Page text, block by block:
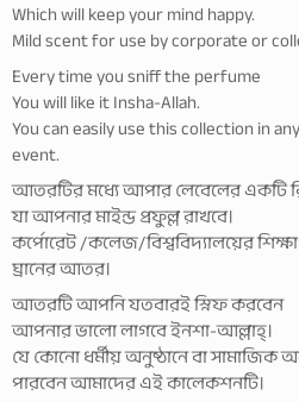
950.00৳
through
3,200.00৳
Which will keep your mind happy.
Mild scent for use by corporate or
Every time you sniff the perfume
You will like it Insha-Allah.
You can easily use this collection in
event.
আতরটির মধ্যে আপার লেবেলের একটি
যা আপনার মাইন্ড প্রফুল্ল রাখবে।
কর্পোরেট /কলেজ/বিশ্ববিদ্যালয়ের
ঘ্রানের আতর।
আতরটি আপনি যতবারই স্নিফ করবেন
আপনার ভালো লাগবে ইনশা-আল্লাহ্।
যে কোনো ধর্মীয় অনুষ্ঠানে বা সামাজিক
পারবেন আমাদের এই কালেকশনটি।